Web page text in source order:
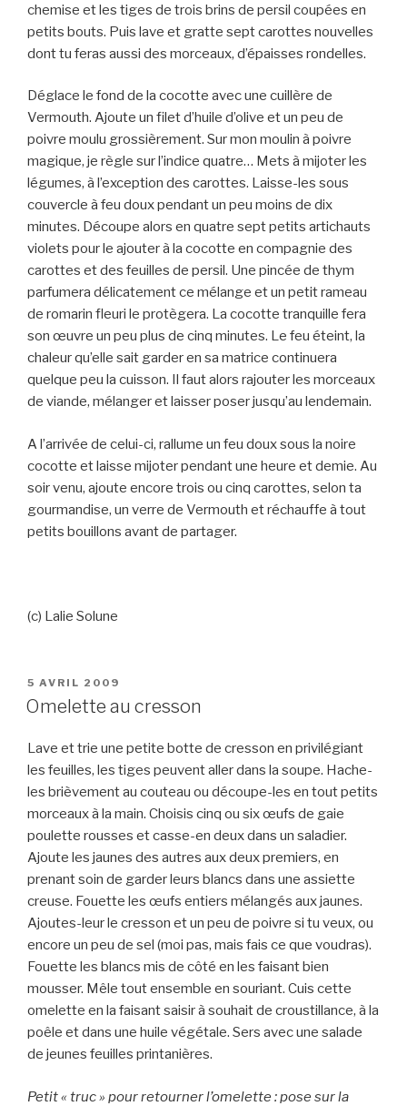
chemise et les tiges de trois brins de persil coupées en
petits bouts. Puis lave et gratte sept carottes nouvelles
dont tu feras aussi des morceaux, d’épaisses rondelles.
Déglace le fond de la cocotte avec une cuillère de
Vermouth. Ajoute un filet d’huile d’olive et un peu de
poivre moulu grossièrement. Sur mon moulin à poivre
magique, je règle sur l’indice quatre… Mets à mijoter les
légumes, à l’exception des carottes. Laisse-les sous
couvercle à feu doux pendant un peu moins de dix
minutes. Découpe alors en quatre sept petits artichauts
violets pour le ajouter à la cocotte en compagnie des
carottes et des feuilles de persil. Une pincée de thym
parfumera délicatement ce mélange et un petit rameau
de romarin fleuri le protègera. La cocotte tranquille fera
son œuvre un peu plus de cinq minutes. Le feu éteint, la
chaleur qu’elle sait garder en sa matrice continuera
quelque peu la cuisson. Il faut alors rajouter les morceaux
de viande, mélanger et laisser poser jusqu’au lendemain.
A l’arrivée de celui-ci, rallume un feu doux sous la noire
cocotte et laisse mijoter pendant une heure et demie. Au
soir venu, ajoute encore trois ou cinq carottes, selon ta
gourmandise, un verre de Vermouth et réchauffe à tout
petits bouillons avant de partager.
(c) Lalie Solune
PUBLIÉ
LE
5 AVRIL 2009
Omelette au cresson
Lave et trie une petite botte de cresson en privilégiant
les feuilles, les tiges peuvent aller dans la soupe. Hache-
les brièvement au couteau ou découpe-les en tout petits
morceaux à la main. Choisis cinq ou six œufs de gaie
poulette rousses et casse-en deux dans un saladier.
Ajoute les jaunes des autres aux deux premiers, en
prenant soin de garder leurs blancs dans une assiette
creuse. Fouette les œufs entiers mélangés aux jaunes.
Ajoutes-leur le cresson et un peu de poivre si tu veux, ou
encore un peu de sel (moi pas, mais fais ce que voudras).
Fouette les blancs mis de côté en les faisant bien
mousser. Mêle tout ensemble en souriant. Cuis cette
omelette en la faisant saisir à souhait de croustillance, à la
poêle et dans une huile végétale. Sers avec une salade
de jeunes feuilles printanières.
Petit « truc » pour retourner l’omelette : pose sur la